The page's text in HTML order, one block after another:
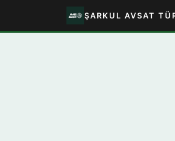
ŞARKUL AVSAT